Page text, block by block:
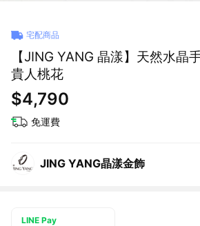
宅配商品
【JING YANG 晶漾】天然水晶
貴人桃花
$4,790
免運費
JING YANG晶漾金飾
LINE Pay